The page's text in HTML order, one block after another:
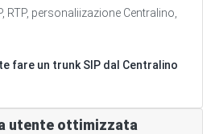
RTP, personaliizazione Centralino,
fare un trunk SIP dal Centralino
utente ottimizzata